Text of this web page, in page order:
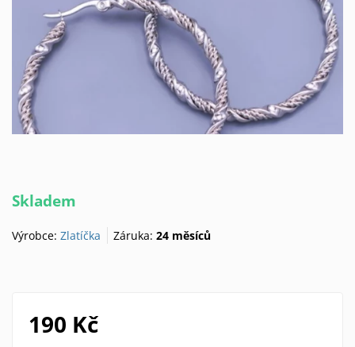
Skladem
Výrobce: Zlatíčka Záruka:24 měsíců
190 Kč